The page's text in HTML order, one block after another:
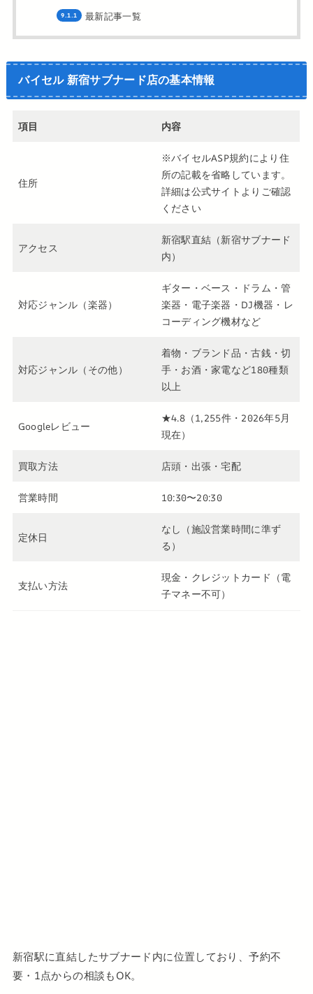
最新記事一覧
バイセル 新宿サブナード店の基本情報
項目 内容
住所
※バイセルASP規約により住
所の記載を省略しています。
詳細は公式サイトよりご確認
ください
アクセス
新宿駅直結（新宿サブナード
内）
対応ジャンル（楽器）
ギター・ベース・ドラム・管
楽器・電子楽器・DJ機器・レ
コーディング機材など
対応ジャンル（その他）
着物・ブランド品・古銭・切
手・お酒・家電など180種類
以上
Googleレビュー
★4.8（1,255件・2026年5月
現在）
買取方法 店頭・出張・宅配
営業時間 10:30〜20:30
定休日
なし（施設営業時間に準ず
る）
支払い方法
現金・クレジットカード（電
子マネー不可）
新宿駅に直結したサブナード内に位置しており、予約不
要・1点からの相談もOK。